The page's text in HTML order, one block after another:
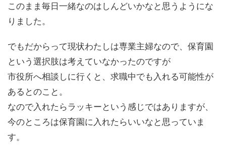
このまま毎日一緒なのはしんどいかなと思うようにな
りました。
でもだからって現状わたしは専業主婦なので、保育園
という選択肢は考えていなかったのですが
市役所へ相談しに行くと、求職中でも入れる可能性が
あるとのこと。
なので入れたらラッキーという感じではありますが、
今のところは保育園に入れたらいいなと思っていま
す。